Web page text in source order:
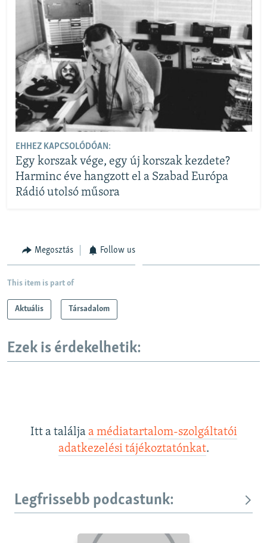
EHHEZ KAPCSOLÓDÓAN:
Egy korszak vége, egy új korszak kezdete?
Harminc éve hangzott el a Szabad Európa
Rádió utolsó műsora
Megosztás Follow us
This item is part of
Aktuális Társadalom
Ezek is érdekelhetik:
Itt a találja a médiatartalom-szolgáltatói
adatkezelési tájékoztatónkat.
Legfrissebb podcastunk: